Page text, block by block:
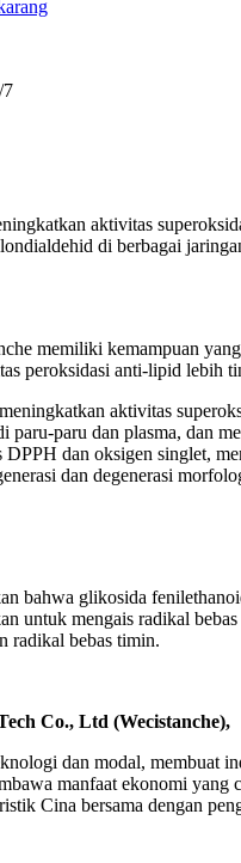
7
aktivitas
di berbagai
memiliki kemampuan
peroksidasi anti-lipid lebih
aktivitas
paru-paru dan plasma, dan
dan oksigen singlet,
dan degenerasi
bahwa glikosida
untuk mengais radikal
radikal bebas timin.
Co., Ltd (Wecistanche),
dan modal, membuat
manfaat ekonomi
Cina bersama dengan